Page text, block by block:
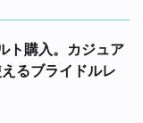
ト購入。カジュア
るブライドルレ